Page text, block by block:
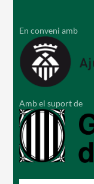
En conveni amb
Amb el suport de